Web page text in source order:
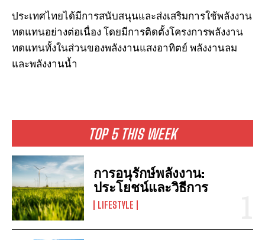
TOP 5 THIS WEEK
การอนุรักษ์พลังงาน:
ประโยชน์และวิธีการ
LIFESTYLE
ประเทศไทยได้มีการสนับสนุนและส่งเสริมการใช้พลังงาน
ทดแทนอย่างต่อเนื่อง โดยมีการติดตั้งโครงการพลังงาน
ทดแทนทั้งในส่วนของพลังงานแสงอาทิตย์ พลังงานลม
และพลังงานน้ำ